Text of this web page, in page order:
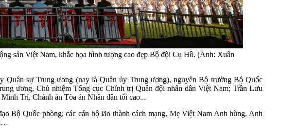
sản Việt Nam, khắc họa hình tượng cao đẹp Bộ đội Cụ Hồ. (Ảnh: Xuân
sự Trung ương (nay là Quân ủy Trung ương), nguyên Bộ trưởng Bộ Quốc
ương, Chủ nhiệm Tổng cục Chính trị Quân đội nhân dân Việt Nam; Trần Lưu
Trí, Chánh án Tòa án Nhân dân tối cao...
Bộ Quốc phòng; các cán bộ lão thành cách mạng, Mẹ Việt Nam Anh hùng, Anh